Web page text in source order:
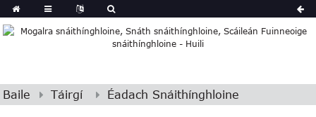
Baile Táirgí Éadach Snáithínghloine